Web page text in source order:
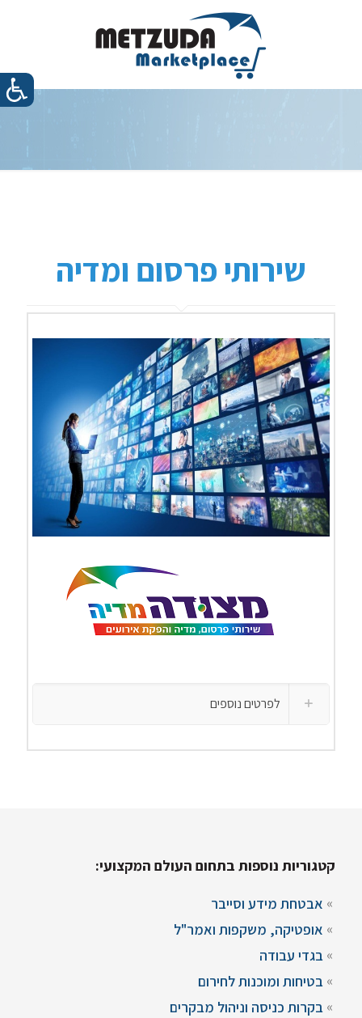
שירותי פרסום ומדיה
לפרטים נוספים
קטגוריות נוספות בתחום העולם המקצועי:
אבטחת מידע וסייבר
אופטיקה, משקפות ואמר"ל
בגדי עבודה
בטיחות ומוכנות לחירום
בקרות כניסה וניהול מבקרים